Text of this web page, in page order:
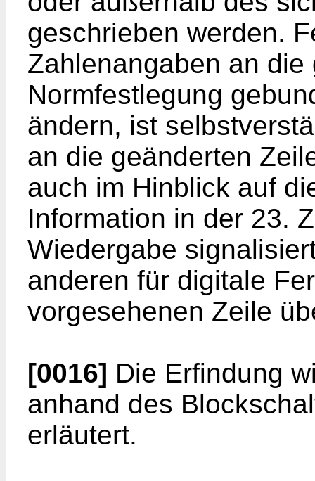
geschrieben werden.
Zahlenangaben an die
Normfestlegung
ändern, ist
an die geänderten
auch im Hinblick auf
Information in der 23.
Wiedergabe
anderen für digitale
vorgesehenen Zeile
[0016] Die Erfindung
anhand des
erläutert.